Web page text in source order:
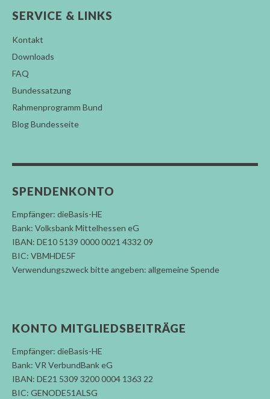
SERVICE & LINKS
Kontakt
Downloads
FAQ
Bundessatzung
Rahmenprogramm Bund
Blog Bundesseite
SPENDENKONTO
Empfänger: dieBasis-HE
Bank: Volksbank Mittelhessen eG
IBAN: DE10 5139 0000 0021 4332 09
BIC: VBMHDE5F
Verwendungszweck bitte angeben: allgemeine Spende
KONTO MITGLIEDSBEITRÄGE
Empfänger: dieBasis-HE
Bank: VR VerbundBank eG
IBAN: DE21 5309 3200 0004 1363 22
BIC: GENODE51ALSG